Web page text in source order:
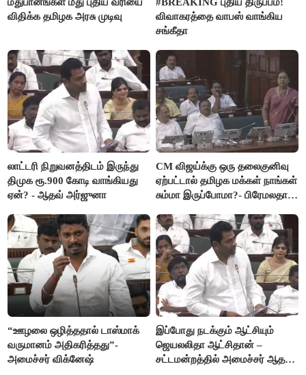
விதிக்க தமிழக அரசு முடிவு
விவாகரத்தை வாபஸ் வாங்கிய
சங்கீதா
லாட்டரி நிறுவனத்திடம் இருந்து
திமுக ரூ.900 கோடி வாங்கியது
ஏன்? - ஆதவ் அர்ஜுனா
CM விஜய்க்கு ஒரு தலைகுனிவு
ஏற்பட்டால் தமிழக மக்கள் நாங்கள்
சும்மா இருப்போமா?- பிரேமலதா
“ஊழலை ஒழித்ததால் டாஸ்மாக்
வருமானம் அதிகரித்தது”-
அமைச்சர் விக்னேஷ்
இப்போது நடக்கும் ஆட்சியும்
ஜெயலலிதா ஆட்சிதான் –
சட்டமன்றத்தில் அமைச்சர் ஆதவ்